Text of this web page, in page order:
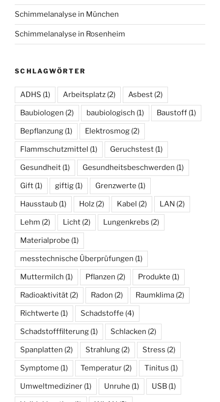
Schimmelanalyse in München
Schimmelanalyse in Rosenheim
SCHLAGWÖRTER
ADHS (1) Arbeitsplatz (2) Asbest (2)
Baubiologen (2) baubiologisch (1) Baustoff (1)
Bepflanzung (1) Elektrosmog (2)
Flammschutzmittel (1) Geruchstest (1)
Gesundheit (1) Gesundheitsbeschwerden (1)
Gift (1) giftig (1) Grenzwerte (1)
Hausstaub (1) Holz (2) Kabel (2) LAN (2)
Lehm (2) Licht (2) Lungenkrebs (2)
Materialprobe (1)
messtechnische Überprüfungen (1)
Muttermilch (1) Pflanzen (2) Produkte (1)
Radioaktivität (2) Radon (2) Raumklima (2)
Richtwerte (1) Schadstoffe (4)
Schadstofffilterung (1) Schlacken (2)
Spanplatten (2) Strahlung (2) Stress (2)
Symptome (1) Temperatur (2) Tinitus (1)
Umweltmediziner (1) Unruhe (1) USB (1)